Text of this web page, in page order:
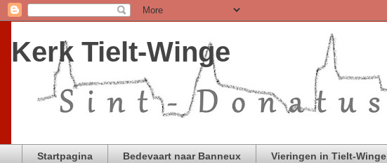
Kerk Tielt-Winge
Startpagina Bedevaart naar Banneux Vieringen in Tielt-Winge